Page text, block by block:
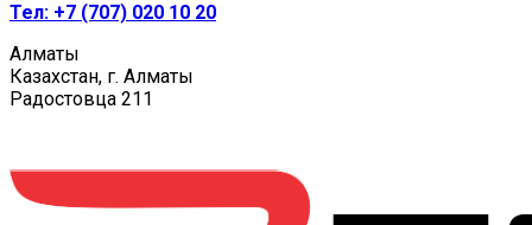
Тел: +7 (707) 020 10 20
Алматы
Казахстан, г. Алматы
Радостовца 211